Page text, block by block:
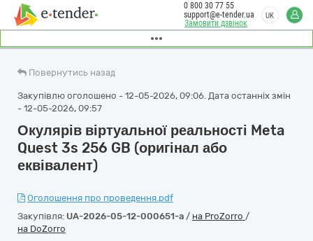
Замовити дзвінок
0 800 30 77 55
support@e-tender.ua
UK
Повернутись назад
Закупівлю оголошено - 12-05-2026, 09:06. Дата останніх змін
- 12-05-2026, 09:57
Окулярів віртуальної реальності Meta
Quest 3s 256 GB (оригінал або
еквівалент)
Оголошення про проведення.pdf
Закупівля: UA-2026-05-12-000651-a / на ProZorro /
на DoZorro